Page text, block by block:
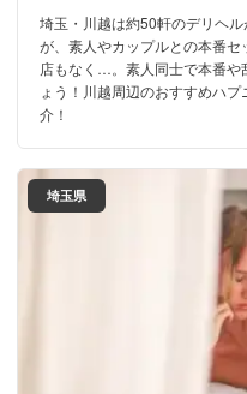
埼玉・川越は約50軒のデリヘ
が、素人やカップルとの本番
店もなく…。素人同士で本番や
ょう！川越周辺のおすすめハ
介！
埼玉県